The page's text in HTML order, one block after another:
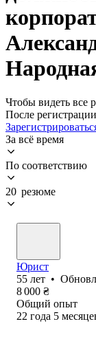
Чтобы видеть все
После
За всё время
По соответствию
20 резюме
Юрист
55 лет •
8 000 ₴
Общий опыт
22 года 5